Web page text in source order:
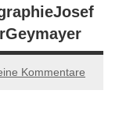
Kommentare